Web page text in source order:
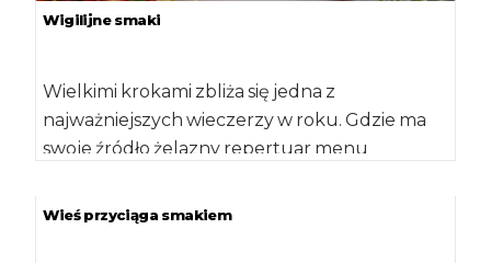
Wigilijne smaki
Wielkimi krokami zbliża się jedna z
najważniejszych wieczerzy w roku. Gdzie ma
swoje źródło żelazny repertuar menu
Wieś przyciąga smakiem